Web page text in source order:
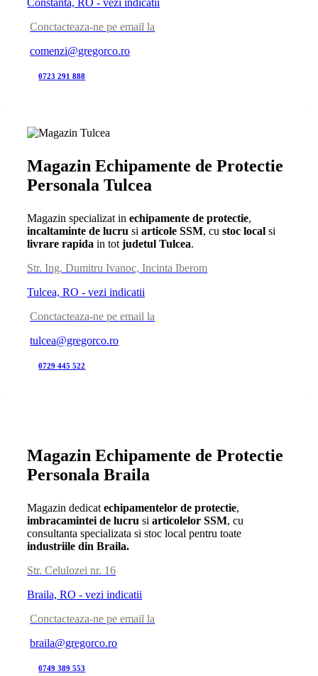
Conctacteaza-ne pe email la
comenzi@gregorco.ro
0723 291 888
Magazin Echipamente de Protectie
Personala Tulcea
Magazin specializat inechipamente de protectie,
incaltaminte de lucru siarticole SSM, cu stoc local si
livrare rapida in totjudetul Tulcea.
Str. Ing. Dumitru Ivanoc, Incinta Iberom
Tulcea, RO - vezi indicatii
Conctacteaza-ne pe email la
tulcea@gregorco.ro
0729 445 522
Magazin Echipamente de Protectie
Personala Braila
Magazin dedicatechipamentelor de protectie,
imbracamintei de lucru siarticolelor SSM, cu
consultanta specializata si stoc local pentru toate
industriile din Braila.
Str. Celulozei nr. 16
Braila, RO - vezi indicatii
Conctacteaza-ne pe email la
braila@gregorco.ro
0749 389 553